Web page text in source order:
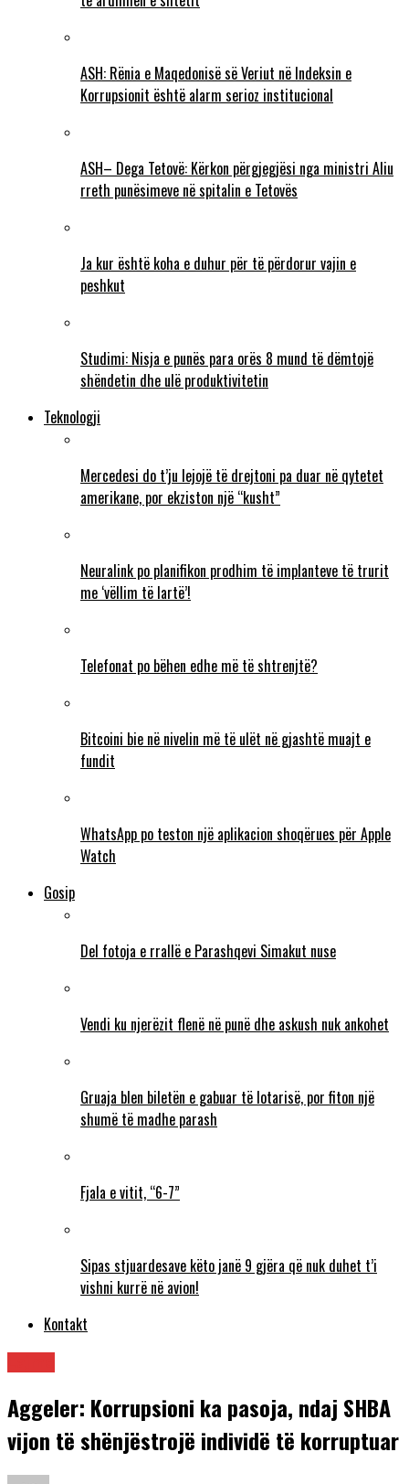
ASH: Rënia e Maqedonisë së Veriut në Indeksin e
Korrupsionit është alarm serioz institucional
ASH– Dega Tetovë: Kërkon përgjegjësi nga ministri Aliu
rreth punësimeve në spitalin e Tetovës
Ja kur është koha e duhur për të përdorur vajin e
peshkut
Studimi: Nisja e punës para orës 8 mund të dëmtojë
shëndetin dhe ulë produktivitetin
Teknologji
Mercedesi do t’ju lejojë të drejtoni pa duar në qytetet
amerikane, por ekziston një “kusht”
Neuralink po planifikon prodhim të implanteve të trurit
me ‘vëllim të lartë’!
Telefonat po bëhen edhe më të shtrenjtë?
Bitcoini bie në nivelin më të ulët në gjashtë muajt e
fundit
WhatsApp po teston një aplikacion shoqërues për Apple
Watch
Gosip
Del fotoja e rrallë e Parashqevi Simakut nuse
Vendi ku njerëzit flenë në punë dhe askush nuk ankohet
Gruaja blen biletën e gabuar të lotarisë, por fiton një
shumë të madhe parash
Fjala e vitit, “6-7”
Sipas stjuardesave këto janë 9 gjëra që nuk duhet t’i
vishni kurrë në avion!
Kontakt
Aggeler: Korrupsioni ka pasoja, ndaj SHBA
vijon të shënjëstrojë individë të korruptuar